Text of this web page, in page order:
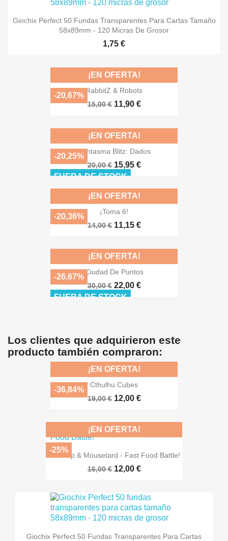
Giochix Perfect 50 Fundas Transparentes Para Cartas Tamaño
58x89mm - 120 Micras De Grosor
1,75 €
RabbitZ & Robots
15,00 € 11,90 €
¡EN OFERTA!
-20,67%
Fantasma Blitz: Dados
20,00 € 15,95 €
¡EN OFERTA!
-20,25%
FUERA DE STOCK
¡Toma 6!
14,00 € 11,15 €
¡EN OFERTA!
-20,36%
Ciudad De Puntos
30,00 € 22,00 €
¡EN OFERTA!
-26,67%
FUERA DE STOCK
Los clientes que adquirieron este
producto también compraron:
Cthulhu Cubes
19,00 € 12,00 €
¡EN OFERTA!
-36,84%
Catchup & Mousetard - Fast Food Battle!
16,00 € 12,00 €
¡EN OFERTA!
-25%
Giochix Perfect 50 Fundas Transparentes Para Cartas